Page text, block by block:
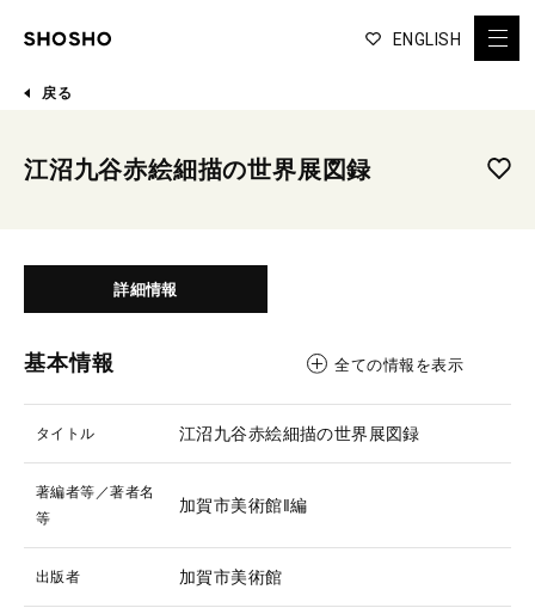
ENGLISH
戻る
江沼九谷赤絵細描の世界展図録
詳細情報
基本情報 全ての情報を表示
タイトル 江沼九谷赤絵細描の世界展図録
著編者等／著者名
等
加賀市美術館‖編
出版者 加賀市美術館